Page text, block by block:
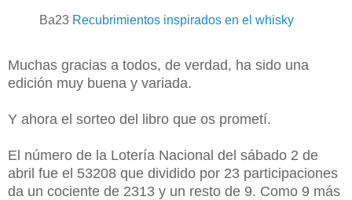
Ba23 Recubrimientos inspirados en el whisky
Muchas gracias a todos, de verdad, ha sido una
edición muy buena y variada.
Y ahora el sorteo del libro que os prometí.
El número de la Lotería Nacional del sábado 2 de
abril fue el 53208 que dividido por 23 participaciones
da un cociente de 2313 y un resto de 9. Como 9 más